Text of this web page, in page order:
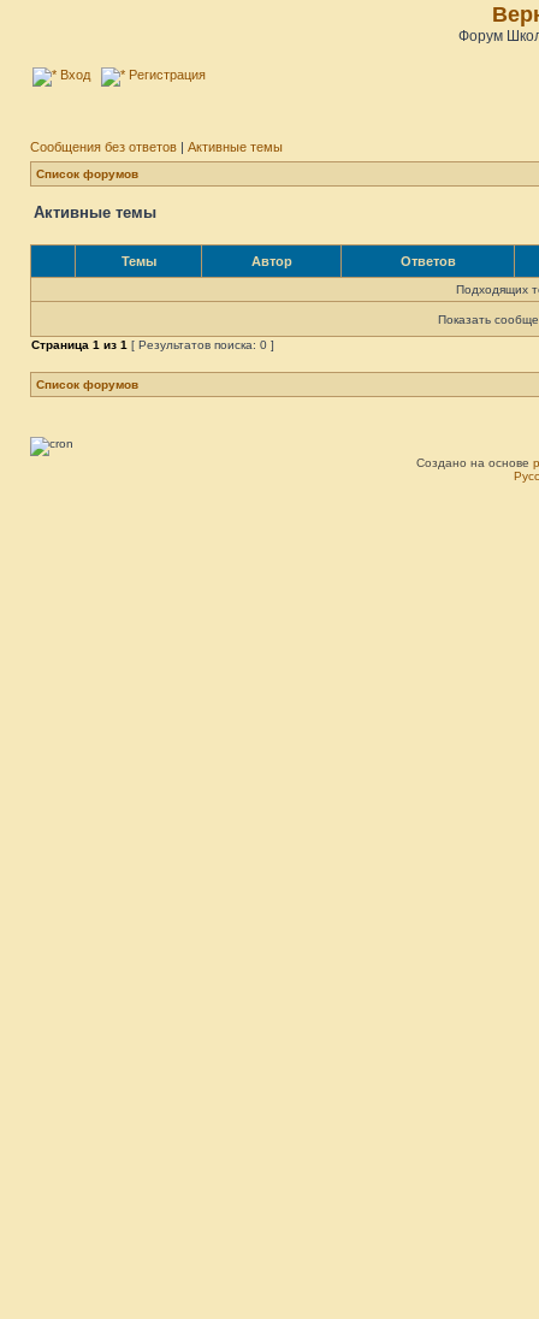
Форум
Вход Регистрация
Сообщения без ответов | Активные темы
Список форумов
Активные темы
Темы Автор Ответов
Подходящих
Показать
Страница 1 из 1 [ Результатов поиска: 0 ]
Список форумов
Создано на основе